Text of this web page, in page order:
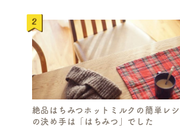
絶品はちみつホットミルクの簡単レ
の決め手は「はちみつ」でした